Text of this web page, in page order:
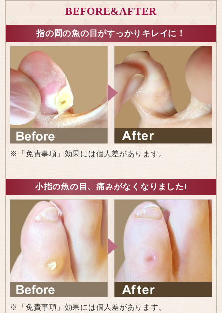
BEFORE&AFTER
指の間の魚の目がすっかりキレイに！
※「免責事項」効果には個人差があります。
小指の魚の目、痛みがなくなりました!
※「免責事項」効果には個人差があります。